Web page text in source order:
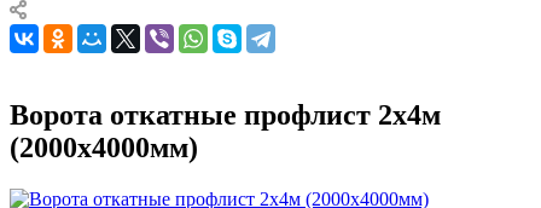
Ворота откатные профлист 2х4м
(2000х4000мм)